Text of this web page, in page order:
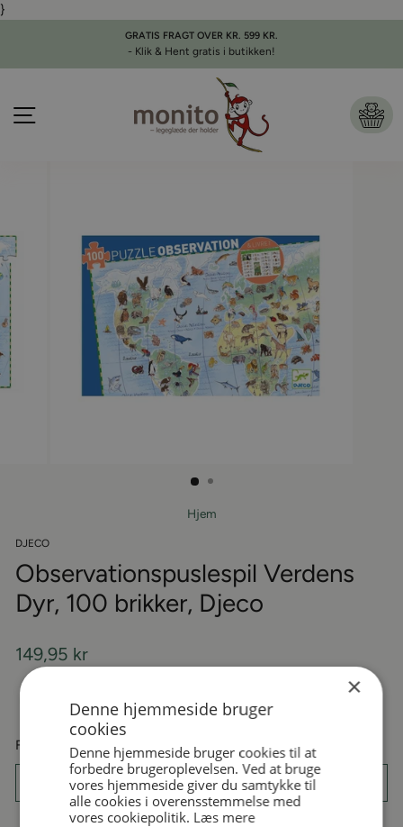
}
Pause
slideshow
GRATIS FRAGT OVER KR. 599 KR.
- Klik & Hent gratis i butikken!
Side navigation
Hjem
DJECO
Observationspuslespil Verdens
Dyr, 100 brikker, Djeco
Almindelige
pris
149,95 kr
På lager
Få dit produkt gratis pakket ind
×
Denne hjemmeside bruger
cookies
Denne hjemmeside bruger cookies til at
forbedre brugeroplevelsen. Ved at bruge
vores hjemmeside giver du samtykke til
alle cookies i overensstemmelse med
vores cookiepolitik. Læs mere